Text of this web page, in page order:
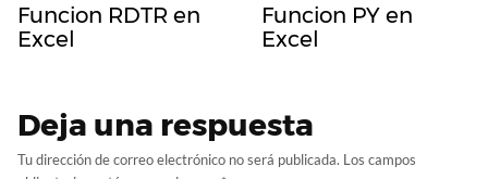
Funcion RDTR en
Excel
Funcion PY en
Excel
Deja una respuesta
Tu dirección de correo electrónico no será publicada. Los campos